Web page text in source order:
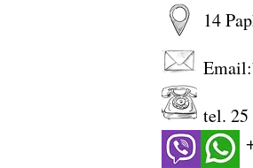
14
Email:
tel. 25